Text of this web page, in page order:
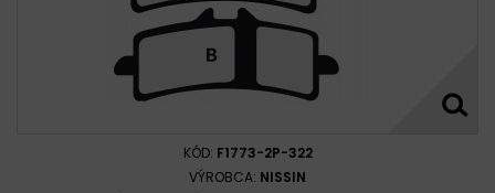
KÓD: F1773-2P-322
VÝROBCA: NISSIN